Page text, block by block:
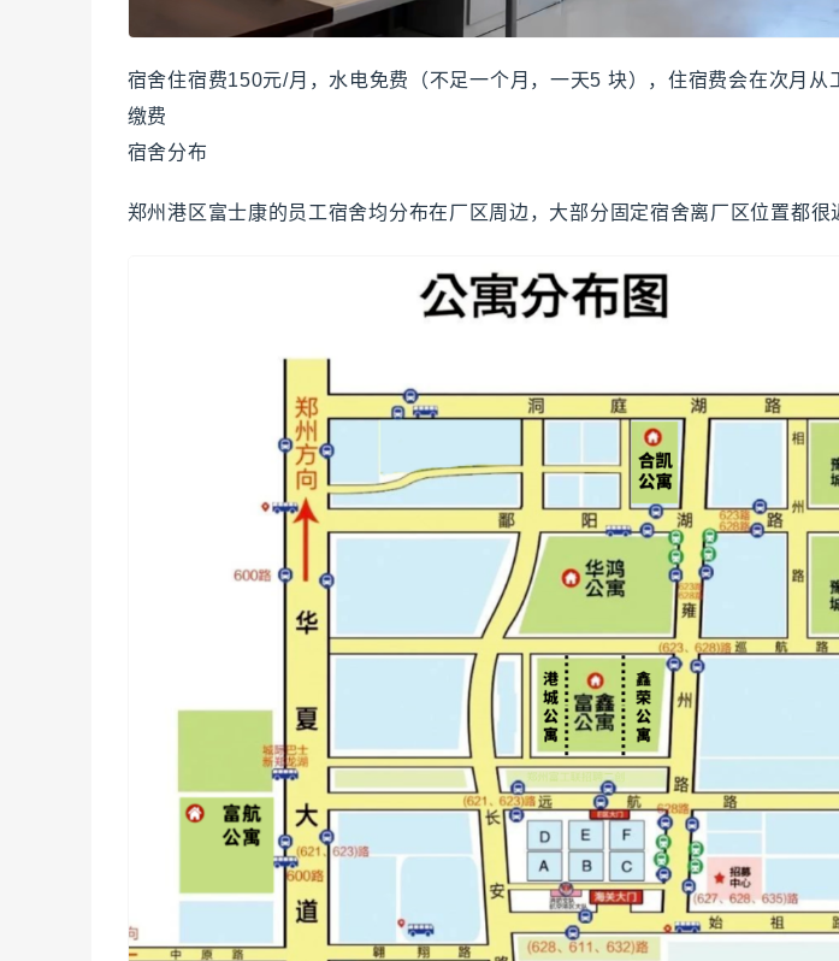
宿舍住宿费150元/月，水电免费（不足一个月，一天5 块），住宿费会在次月从
缴费
宿舍分布
郑州港区富士康的员工宿舍均分布在厂区周边，大部分固定宿舍离厂区位置都很